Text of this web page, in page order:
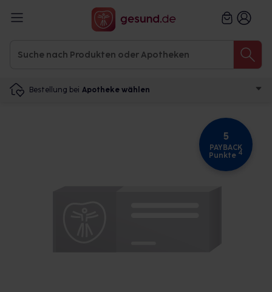
Bestellung bei Apotheke wählen
5
PAYBACK
Punkte 4